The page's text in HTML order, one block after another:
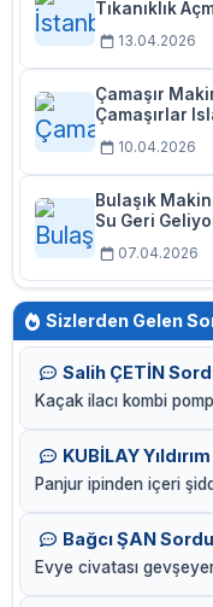
Tıkanıklık
13.04.2026
Çamaşır
Çamaşırlar
10.04.2026
Bulaşık
Su Geri
07.04.2026
Sizlerden Gelen
Salih ÇETİN
Kaçak ilacı kombi
KUBİLAY
Panjur ipinden içeri
Bağcı ŞAN
Evye civatası